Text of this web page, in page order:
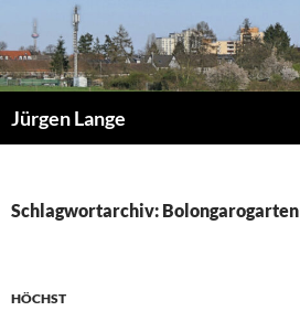
Inhalt
springen
Jürgen Lange
Schlagwortarchiv: Bolongarogarten
HÖCHST